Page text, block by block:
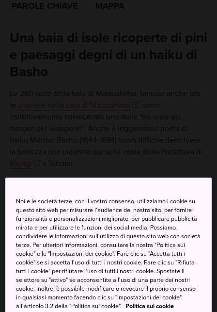
PAROLE CHIAVE MAPPA
Una baia di isole ricoperte di pini
e paesaggi degni di un haiku di
Basho
Le 260 isole della baia di Matsushima, famose anche per
le crociere nella baia di Matsushima
, sono
collettivamente considerate una delle "tre viste più
famose del Giappone". Anche il leggendario poeta di
haiku Matsuo Basho (1644-1694) trovò difficile descrivere
la bellezza che incontrò qui sulla costa della Prefettura di
Miyagi
a Tohoku.
cui il tempio Zuiganji, il tempio di famiglia del potente
clan Date che governava questa regione.
Da non perdere
Prendere una crociera turistica per la baia di
Matsushima
Noi e le società terze, con il vostro consenso, utilizziamo i cookie su
questo sito web per misurare l'audience del nostro sito, per fornire
funzionalità e personalizzazioni migliorate, per pubblicare pubblicità
mirata e per utilizzare le funzioni dei social media. Possiamo
condividere le informazioni sull'utilizzo di questo sito web con società
terze. Per ulteriori informazioni, consultare la nostra "Politica sui
cookie" e le "Impostazioni dei cookie". Fare clic su "Accetta tutti i
cookie" se si accetta l'uso di tutti i nostri cookie. Fare clic su "Rifiuta
tutti i cookie" per rifiutare l'uso di tutti i nostri cookie. Spostate il
selettore su "attivo" se acconsentite all'uso di una parte dei nostri
cookie. Inoltre, è possibile modificare o revocare il proprio consenso
in qualsiasi momento facendo clic su "Impostazioni dei cookie"
all'articolo 3.2 della "Politica sui cookie". Politica sui cookie